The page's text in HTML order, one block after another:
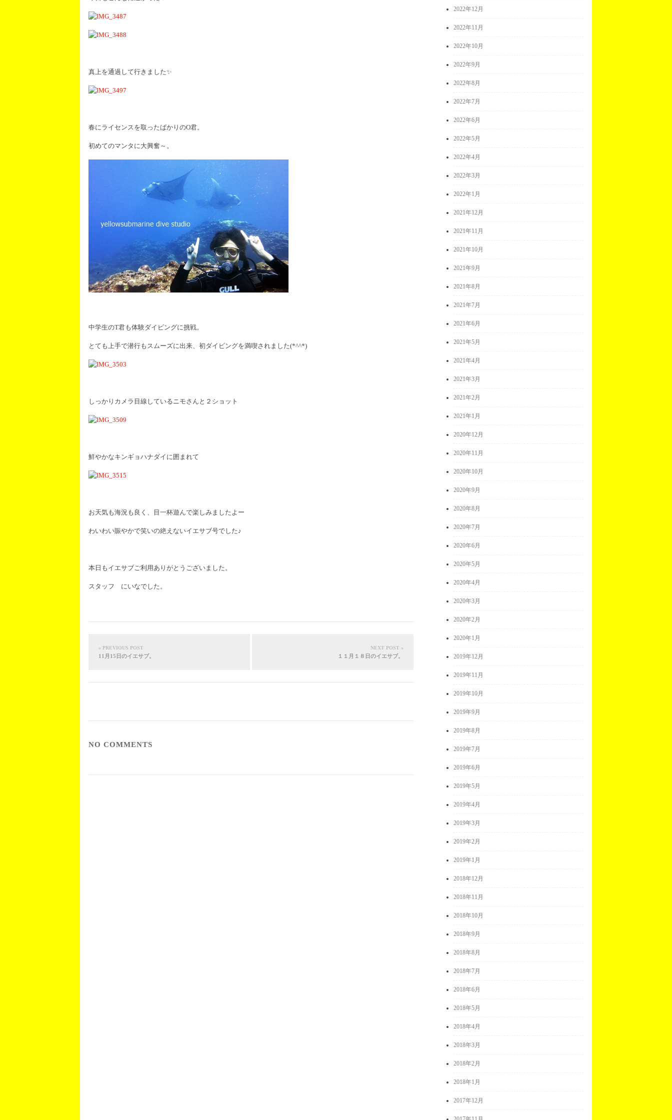
真上を通過して行きました✨
春にライセンスを取ったばかりのO君。
初めてのマンタに大興奮～。
中学生のT君も体験ダイビングに挑戦。
とても上手で潜行もスムーズに出来、初ダイビングを満喫されました(*^^*)
しっかりカメラ目線しているニモさんと２ショット
鮮やかなキンギョハナダイに囲まれて
お天気も海況も良く、目一杯遊んで楽しみましたよー
わいわい賑やかで笑いの絶えないイエサブ号でした♪
本日もイエサブご利用ありがとうございました。
スタッフ にいなでした。
« PREVIOUS POST
11月15日のイエサブ。
NEXT POST »
１１月１８日のイエサブ。
NO COMMENTS
2022年12月
2022年11月
2022年10月
2022年9月
2022年8月
2022年7月
2022年6月
2022年5月
2022年4月
2022年3月
2022年1月
2021年12月
2021年11月
2021年10月
2021年9月
2021年8月
2021年7月
2021年6月
2021年5月
2021年4月
2021年3月
2021年2月
2021年1月
2020年12月
2020年11月
2020年10月
2020年9月
2020年8月
2020年7月
2020年6月
2020年5月
2020年4月
2020年3月
2020年2月
2020年1月
2019年12月
2019年11月
2019年10月
2019年9月
2019年8月
2019年7月
2019年6月
2019年5月
2019年4月
2019年3月
2019年2月
2019年1月
2018年12月
2018年11月
2018年10月
2018年9月
2018年8月
2018年7月
2018年6月
2018年5月
2018年4月
2018年3月
2018年2月
2018年1月
2017年12月